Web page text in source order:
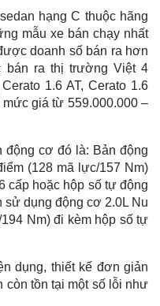
hạng C thuộc hãng
mẫu xe bán chạy nhất
doanh số bán ra hơn
bán ra thị trường Việt 4
1.6 AT, Cerato 1.6
giá từ 559.000.000 –
động cơ đó là: Bản động
(128 mã lực/157 Nm)
cấp hoặc hộp số tự động
dụng động cơ 2.0L Nu
Nm) đi kèm hộp số tự
dụng, thiết kế đơn giản
còn tồn tại một số lỗi như